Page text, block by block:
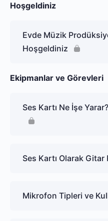
Hoşgeldiniz
Evde Müzik
Hoşgeldiniz
Ekipmanlar ve Görevleri
Ses Kartı Ne İşe
Ses Kartı Olarak
Mikrofon Tipleri ve